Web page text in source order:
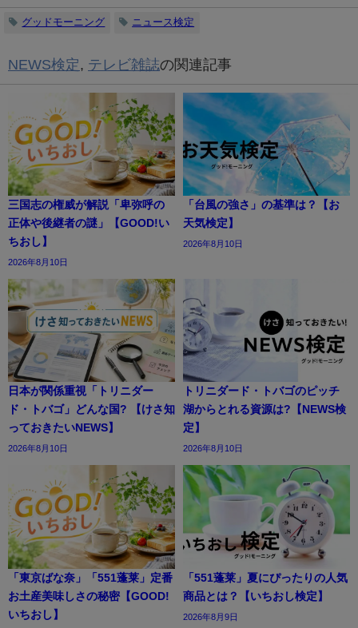
グッドモーニング ニュース検定
NEWS検定, テレビ雑誌の関連記事
三国志の権威が解説「卑弥呼の
正体や後継者の謎」【GOOD!い
ちおし】
2026年8月10日
「台風の強さ」の基準は？【お
天気検定】
2026年8月10日
日本が関係重視「トリニダー
ド・トバゴ」どんな国? 【けさ知
っておきたいNEWS】
2026年8月10日
トリニダード・トバゴのピッチ
湖からとれる資源は?【NEWS検
定】
2026年8月10日
「東京ばな奈」「551蓬莱」定番
お土産美味しさの秘密【GOOD!
いちおし】
「551蓬莱」夏にぴったりの人気
商品とは？【いちおし検定】
2026年8月9日